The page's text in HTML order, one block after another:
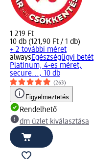
1 219 Ft
10 db (121,90 Ft / 1 db)
+ 2 további méret
alwaysEgészségügyi betét
Platinum, 4-es méret,
secure..., 10 db
(263)
Figyelmeztetés
Rendelhető
dm üzlet kiválasztása